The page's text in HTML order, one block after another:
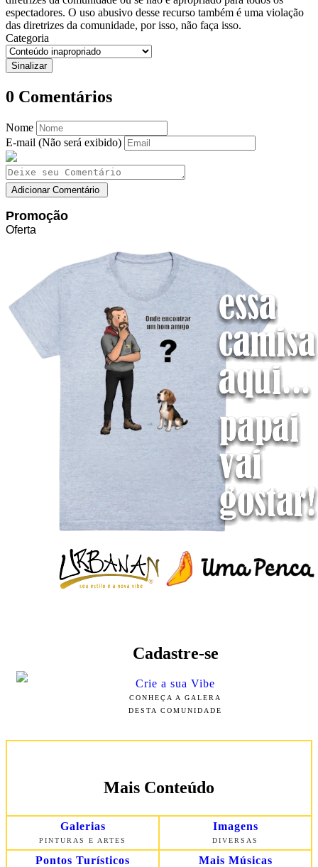
espectadores. O uso abusivo desse recurso também é uma violação
das diretrizes da comunidade, por isso, não faça isso.
Categoria
0 Comentários
Nome
E-mail (Não será exibido)
Promoção
Oferta
Cadastre-se
Crie a sua Vibe
CONHEÇA A GALERA
DESTA COMUNIDADE
Mais Conteúdo
Galerias
PINTURAS E ARTES
Imagens
DIVERSAS
Pontos Turísticos Mais Músicas